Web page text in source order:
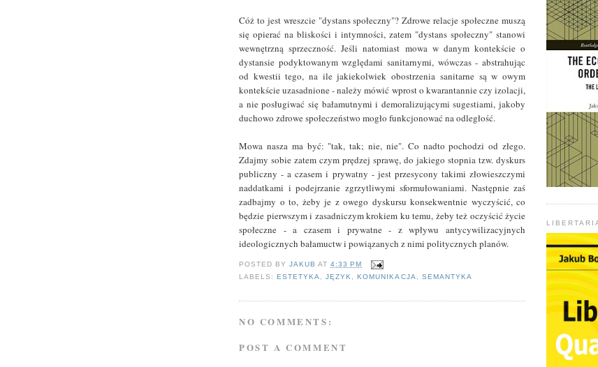
Cóż to jest wreszcie "dystans społeczny"? Zdrowe relacje społeczne muszą
się opierać na bliskości i intymności, zatem "dystans społeczny" stanowi
wewnętrzną sprzeczność. Jeśli natomiast mowa w danym kontekście o
dystansie podyktowanym względami sanitarnymi, wówczas - abstrahując
od kwestii tego, na ile jakiekolwiek obostrzenia sanitarne są w owym
kontekście uzasadnione - należy mówić wprost o kwarantannie czy izolacji,
a nie posługiwać się bałamutnymi i demoralizującymi sugestiami, jakoby
duchowo zdrowe społeczeństwo mogło funkcjonować na odległość.
Mowa nasza ma być: "tak, tak; nie, nie". Co nadto pochodzi od złego.
Zdajmy sobie zatem czym prędzej sprawę, do jakiego stopnia tzw. dyskurs
publiczny - a czasem i prywatny - jest przesycony takimi złowieszczymi
naddatkami i podejrzanie zgrzytliwymi sformułowaniami. Następnie zaś
zadbajmy o to, żeby je z owego dyskursu konsekwentnie wyczyścić, co
będzie pierwszym i zasadniczym krokiem ku temu, żeby też oczyścić życie
społeczne - a czasem i prywatne - z wpływu antycywilizacyjnych
ideologicznych bałamuctw i powiązanych z nimi politycznych planów.
POSTED BYJAKUB AT4:33 PM
LABELS:ESTETYKA ,JĘZYK ,KOMUNIKACJA SEMANTYKA
NO COMMENTS:
POST A COMMENT